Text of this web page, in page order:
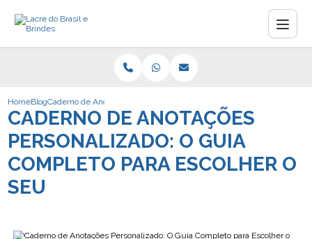
HomeBlogCaderno de Anotações Personalizado: O Guia Completo para Escolher
CADERNO DE ANOTAÇÕES
PERSONALIZADO: O GUIA
COMPLETO PARA ESCOLHER O
SEU